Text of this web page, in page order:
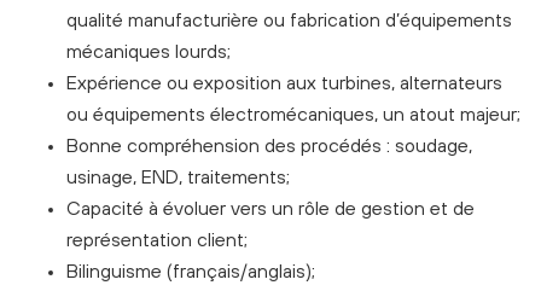
qualité manufacturière ou fabrication d’équipements
mécaniques lourds;
Expérience ou exposition aux turbines, alternateurs
ou équipements électromécaniques, un atout majeur;
Bonne compréhension des procédés : soudage,
usinage, END, traitements;
Capacité à évoluer vers un rôle de gestion et de
représentation client;
Bilinguisme (français/anglais);